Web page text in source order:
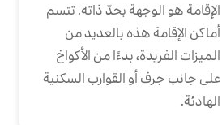
الإقامة هو الوجهة بحدّ ذاته. تتسم
أماكن الإقامة هذه بالعديد من
الميزات الفريدة، بدءًا من الأكواخ
على جانب جرف أو القوارب السكنية
الهادئة.